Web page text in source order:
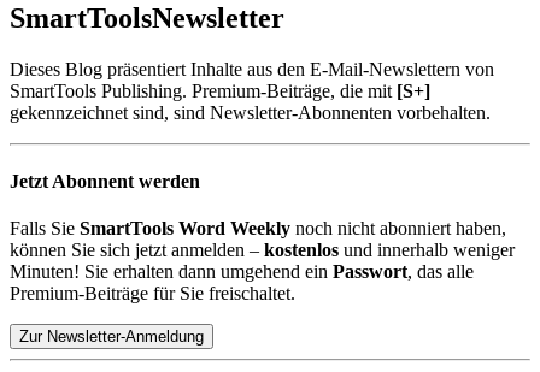
SmartToolsNewsletter
Dieses Blog präsentiert Inhalte aus den E-Mail-Newslettern von
SmartTools Publishing. Premium-Beiträge, die mit [S+]
gekennzeichnet sind, sind Newsletter-Abonnenten vorbehalten.
Jetzt Abonnent werden
Falls Sie SmartTools Word Weekly noch nicht abonniert haben,
können Sie sich jetzt anmelden – kostenlos und innerhalb weniger
Minuten! Sie erhalten dann umgehend ein Passwort, das alle
Premium-Beiträge für Sie freischaltet.
Zur Newsletter-Anmeldung